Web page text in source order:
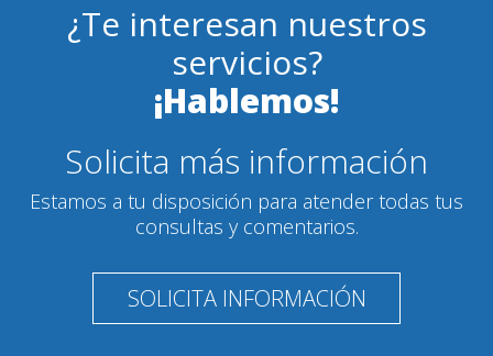
¿Te interesan nuestros
servicios?
¡Hablemos!
Solicita más información
Estamos a tu disposición para atender todas tus
consultas y comentarios.
SOLICITA INFORMACIÓN